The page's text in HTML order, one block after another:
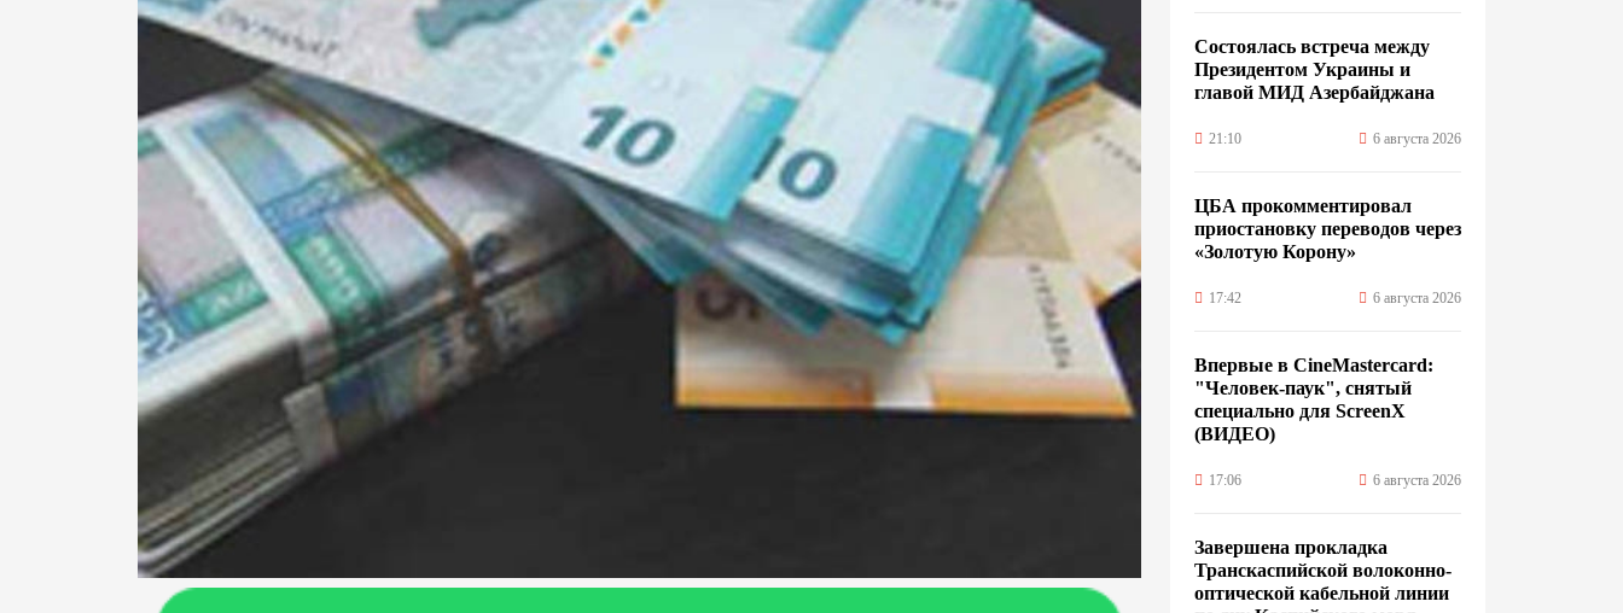
Состоялась встреча между
Президентом Украины и
главой МИД Азербайджана
21:10 6 августа 2026
ЦБА прокомментировал
приостановку переводов через
«Золотую Корону»
17:42 6 августа 2026
Впервые в CineMastercard:
"Человек-паук", снятый
специально для ScreenX
(ВИДЕО)
17:06 6 августа 2026
Завершена прокладка
Транскаспийской волоконно-
оптической кабельной линии